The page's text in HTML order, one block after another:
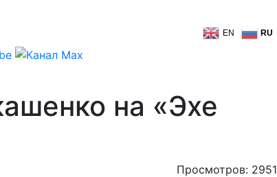
EN RU
на «Эхе
Просмотров: 2951